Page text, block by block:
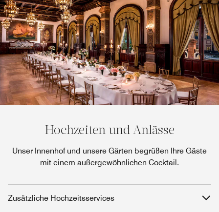
Hochzeiten und Anlässe
Unser Innenhof und unsere Gärten begrüßen Ihre Gäste
mit einem außergewöhnlichen Cocktail.
Zusätzliche Hochzeitsservices